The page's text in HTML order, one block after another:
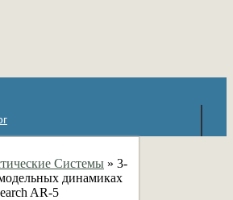
страницы
Системы » 3-
динамиках
AR-5